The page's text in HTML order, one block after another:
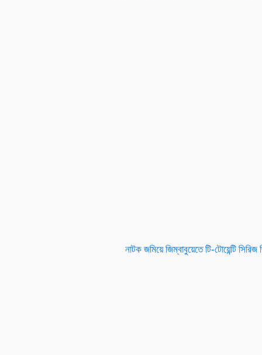
নাটক জমিয়ে জিম্বাবুয়েতে টি-টোয়েন্টি সিরিজ